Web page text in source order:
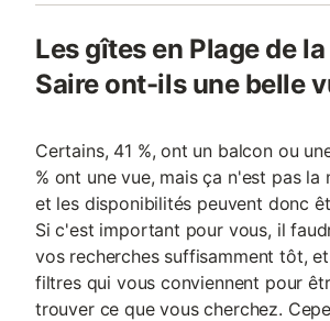
Les gîtes en Plage de
Saire ont-ils une belle
Certains, 41 %, ont un balcon ou
% ont une vue, mais ça n'est pas la
et les disponibilités peuvent donc
Si c'est important pour vous, il
vos recherches suffisamment tôt,
filtres qui vous conviennent pour
trouver ce que vous cherchez.